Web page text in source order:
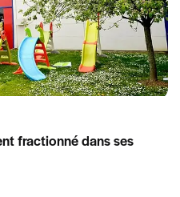
fractionné dans ses